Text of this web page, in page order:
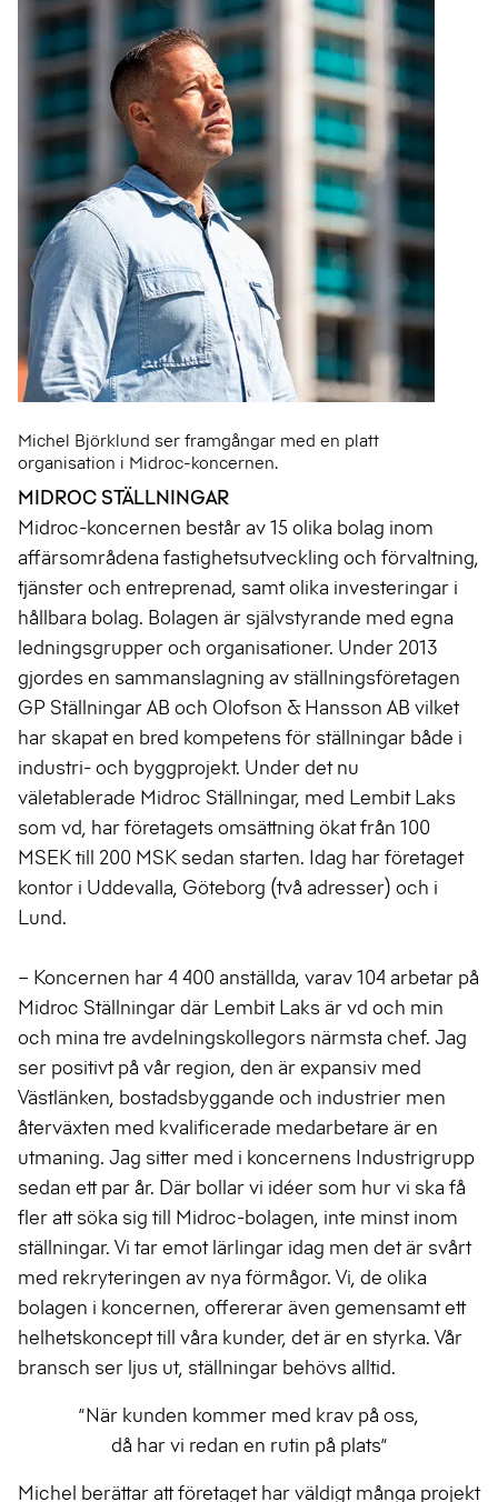
Michel Björklund ser framgångar med en platt
organisation i Midroc-koncernen.
MIDROC STÄLLNINGAR
Midroc-koncernen består av 15 olika bolag inom
affärsområdena fastighetsutveckling och förvaltning,
tjänster och entreprenad, samt olika investeringar i
hållbara bolag. Bolagen är självstyrande med egna
ledningsgrupper och organisationer. Under 2013
gjordes en sammanslagning av ställningsföretagen
GP Ställningar AB och Olofson & Hansson AB vilket
har skapat en bred kompetens för ställningar både i
industri- och byggprojekt. Under det nu
väletablerade Midroc Ställningar, med Lembit Laks
som vd, har företagets omsättning ökat från 100
MSEK till 200 MSK sedan starten. Idag har företaget
kontor i Uddevalla, Göteborg (två adresser) och i
Lund.
– Koncernen har 4 400 anställda, varav 104 arbetar på
Midroc Ställningar där Lembit Laks är vd och min
och mina tre avdelningskollegors närmsta chef. Jag
ser positivt på vår region, den är expansiv med
Västlänken, bostadsbyggande och industrier men
återväxten med kvalificerade medarbetare är en
utmaning. Jag sitter med i koncernens Industrigrupp
sedan ett par år. Där bollar vi idéer som hur vi ska få
fler att söka sig till Midroc-bolagen, inte minst inom
ställningar. Vi tar emot lärlingar idag men det är svårt
med rekryteringen av nya förmågor. Vi, de olika
bolagen i koncernen, offererar även gemensamt ett
helhetskoncept till våra kunder, det är en styrka. Vår
bransch ser ljus ut, ställningar behövs alltid.
”När kunden kommer med krav på oss,
då har vi redan en rutin på plats”
Michel berättar att företaget har väldigt många projekt